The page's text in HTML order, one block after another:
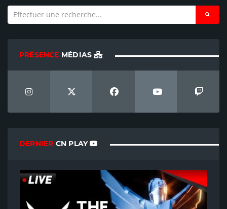
PRÉSENCE MÉDIAS
DERNIER CN PLAY